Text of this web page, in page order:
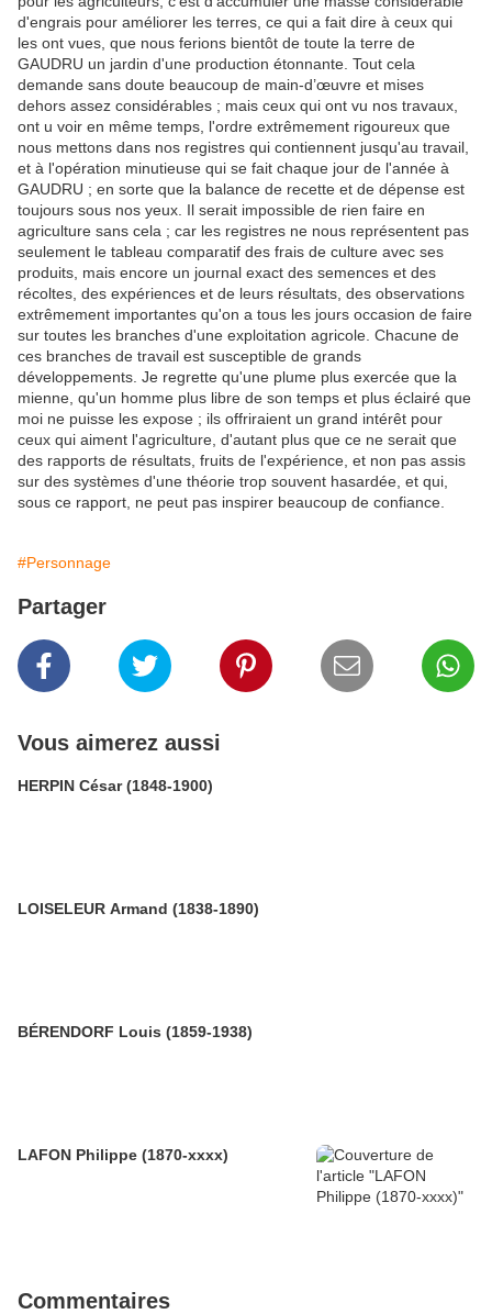
#Personnage
Partager
Vous aimerez aussi
HERPIN César (1848-1900)
LOISELEUR Armand (1838-1890)
BÉRENDORF Louis (1859-1938)
LAFON Philippe (1870-xxxx)
Commentaires